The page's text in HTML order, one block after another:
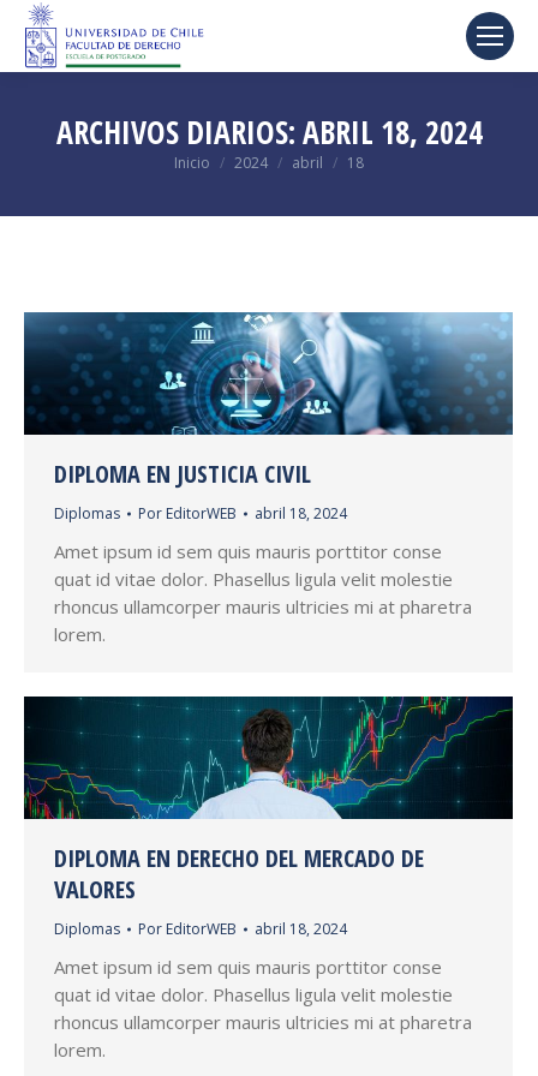
ARCHIVOS DIARIOS:ABRIL 18, 2024
Estás aquí:
Inicio 2024 abril 18
DIPLOMA EN JUSTICIA CIVIL
Diplomas Por EditorWEB abril 18, 2024
Amet ipsum id sem quis mauris porttitor conse
quat id vitae dolor. Phasellus ligula velit molestie
rhoncus ullamcorper mauris ultricies mi at pharetra
lorem.
DIPLOMA EN DERECHO DEL MERCADO DE
VALORES
Diplomas Por EditorWEB abril 18, 2024
Amet ipsum id sem quis mauris porttitor conse
quat id vitae dolor. Phasellus ligula velit molestie
rhoncus ullamcorper mauris ultricies mi at pharetra
lorem.